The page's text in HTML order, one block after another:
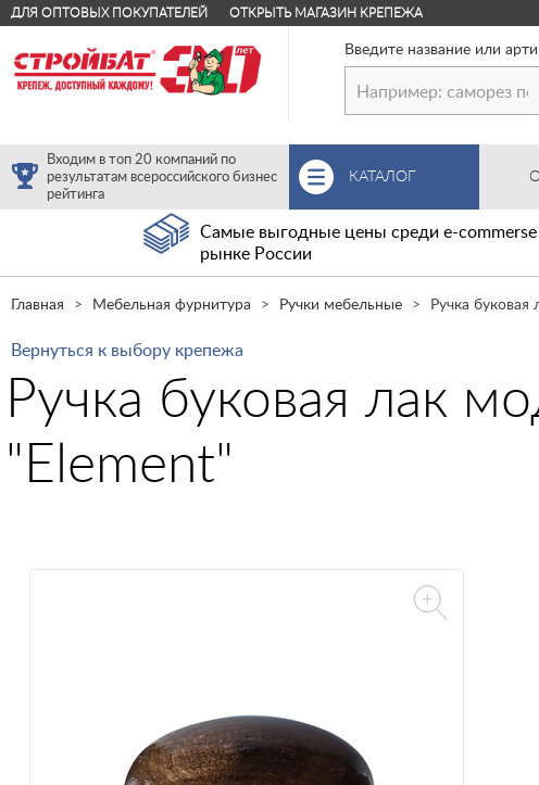
ДЛЯ ОПТОВЫХ ПОКУПАТЕЛЕЙ ОТКРЫТЬ МАГАЗИН КРЕПЕЖА
Введите название или
Входим в топ 20 компаний по
результатам всероссийского бизнес
рейтинга
КАТАЛОГ
Самые выгодные цены среди e-commerse
рынке России
Главная Мебельная фурнитура Ручки мебельные Ручка
Вернуться к выбору крепежа
Ручка буковая лак
"Element"